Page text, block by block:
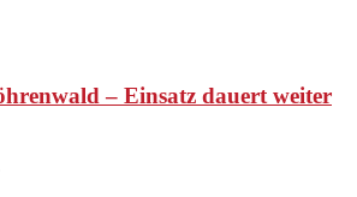
– Einsatz dauert weiter